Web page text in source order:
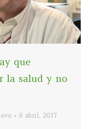
que
la salud y no
6 abril, 2017